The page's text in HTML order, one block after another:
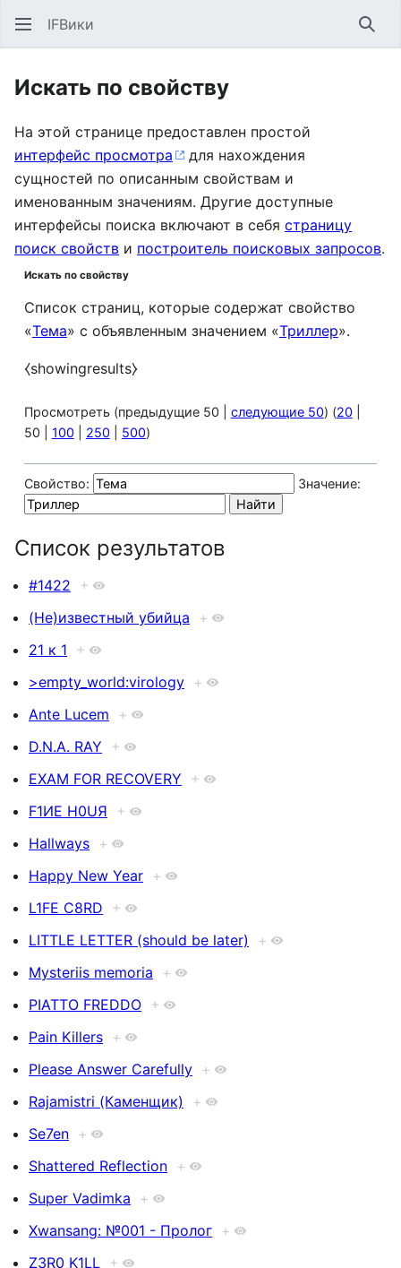
IFВики
Искать по свойству
На этой странице предоставлен простой
интерфейс просмотра
для нахождения
сущностей по описанным свойствам и
именованным значениям. Другие доступные
интерфейсы поиска включают в себя страницу
поиск свойств и построитель поисковых запросов.
Искать по свойству
Список страниц, которые содержат свойство
«Тема» с объявленным значением «Триллер».
⧼showingresults⧽
Просмотреть (предыдущие 50 следующие 50) (20
50
100 250 500)
Свойство: Значение:
Список результатов
#1422
+
(Не)известный убийца +
21 к 1
+
>empty_world:virology +
Ante Lucem +
D.N.A. RAY
+
EXAM FOR RECOVERY
+
F1ИE H0UЯ
+
Hallways +
Happy New Year +
L1FE C8RD
+
LITTLE LETTER (should be later)
+
Mysteriis memoria +
PIATTO FREDDO +
Pain Killers +
Please Answer Carefully +
Rajamistri (Каменщик)
+
Se7en +
Shattered Refleсtion +
Super Vadimka +
Xwansang: №001 - Пролог +
Z3R0 K1LL +